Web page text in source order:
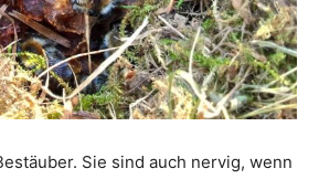
Sie sind auch nervig, wenn